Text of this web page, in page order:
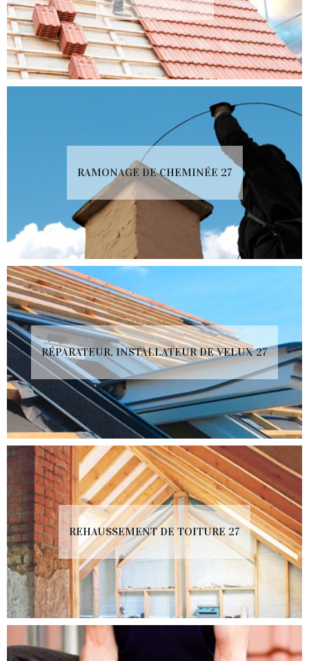
RAMONAGE DE CHEMINÉE 27
RÉPARATEUR, INSTALLATEUR DE VELUX 27
REHAUSSEMENT DE TOITURE 27